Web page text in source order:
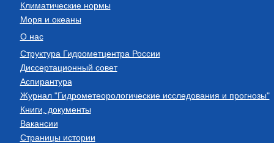
Климатические нормы
Моря и океаны
О нас
Структура Гидрометцентра России
Диссертационный совет
Аспирантура
Журнал "Гидрометеорологические исследования и прогнозы"
Книги, документы
Вакансии
Страницы истории